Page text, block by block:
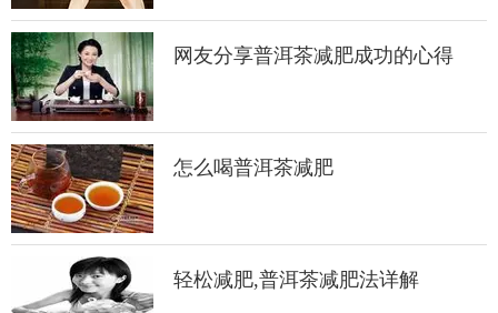
网友分享普洱茶减肥成功的心得
怎么喝普洱茶减肥
轻松减肥,普洱茶减肥法详解